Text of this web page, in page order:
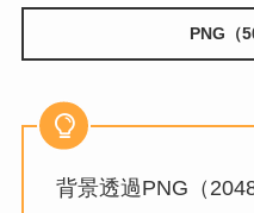
PNG（
背景透過PNG（